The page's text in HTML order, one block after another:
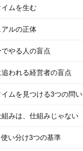
ムを生む
ルの正体
やる人の盲点
われる経営者の盲点
ムを見つける3つの問い
みは、仕組みじゃない
い分け3つの基準